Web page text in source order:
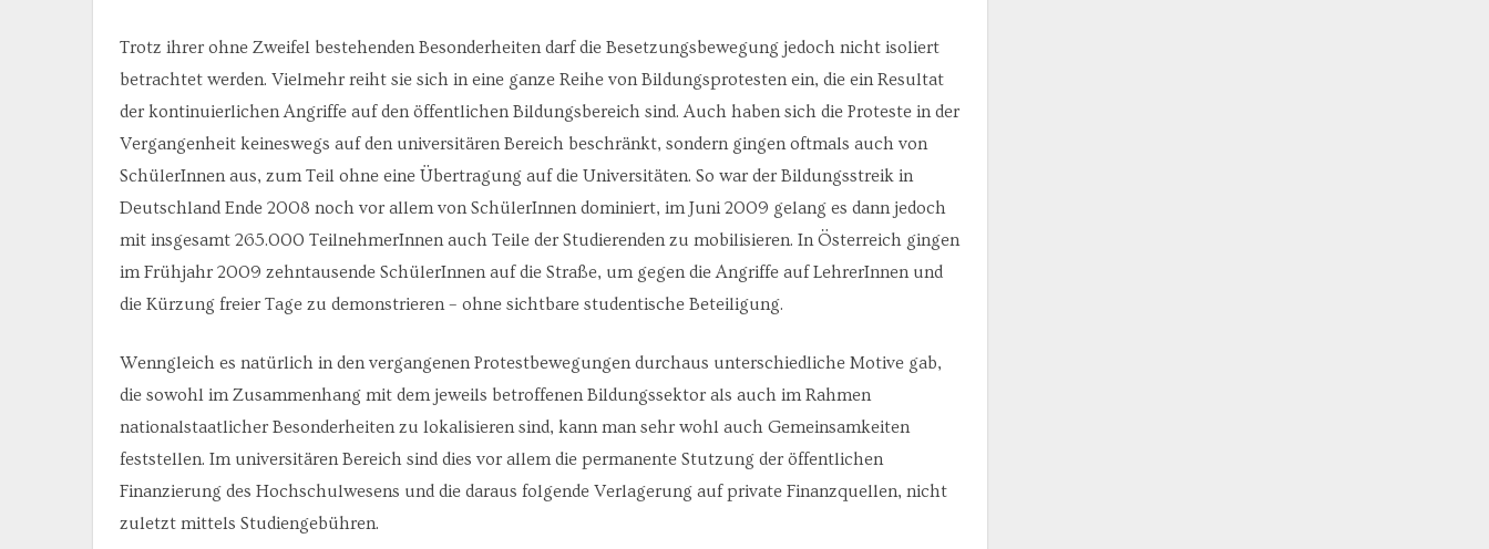
Trotz ihrer ohne Zweifel bestehenden Besonderheiten darf die Besetzungsbewegung jedoch nicht isoliert
betrachtet werden. Vielmehr reiht sie sich in eine ganze Reihe von Bildungsprotesten ein, die ein Resultat
der kontinuierlichen Angriffe auf den öffentlichen Bildungsbereich sind. Auch haben sich die Proteste in der
Vergangenheit keineswegs auf den universitären Bereich beschränkt, sondern gingen oftmals auch von
SchülerInnen aus, zum Teil ohne eine Übertragung auf die Universitäten. So war der Bildungsstreik in
Deutschland Ende 2008 noch vor allem von SchülerInnen dominiert, im Juni 2009 gelang es dann jedoch
mit insgesamt 265.000 TeilnehmerInnen auch Teile der Studierenden zu mobilisieren. In Österreich gingen
im Frühjahr 2009 zehntausende SchülerInnen auf die Straße, um gegen die Angriffe auf LehrerInnen und
die Kürzung freier Tage zu demonstrieren – ohne sichtbare studentische Beteiligung.
Wenngleich es natürlich in den vergangenen Protestbewegungen durchaus unterschiedliche Motive gab,
die sowohl im Zusammenhang mit dem jeweils betroffenen Bildungssektor als auch im Rahmen
nationalstaatlicher Besonderheiten zu lokalisieren sind, kann man sehr wohl auch Gemeinsamkeiten
feststellen. Im universitären Bereich sind dies vor allem die permanente Stutzung der öffentlichen
Finanzierung des Hochschulwesens und die daraus folgende Verlagerung auf private Finanzquellen, nicht
zuletzt mittels Studiengebühren.